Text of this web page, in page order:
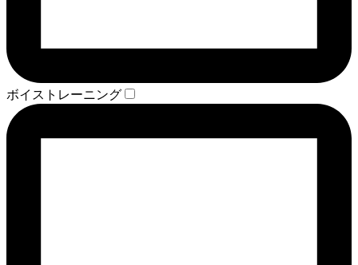
ボイストレーニング